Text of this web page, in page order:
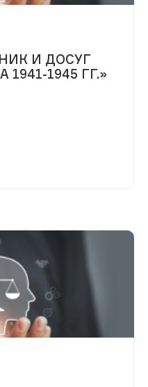
И ДОСУГ
1945 ГГ.»